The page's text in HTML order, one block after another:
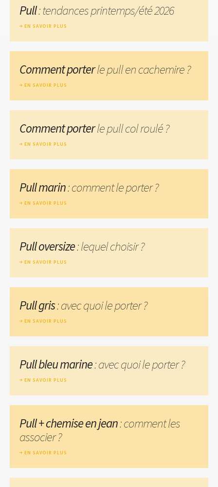
Pull: tendances printemps/été 2026
EN SAVOIR PLUS
Comment porterle pull en cachemire ?
EN SAVOIR PLUS
Comment porterle pull col roulé ?
EN SAVOIR PLUS
Pull marin: comment le porter ?
EN SAVOIR PLUS
Pull oversize: lequel choisir ?
EN SAVOIR PLUS
Pull gris: avec quoi le porter ?
EN SAVOIR PLUS
Pull bleu marine: avec quoi le porter ?
EN SAVOIR PLUS
Pull + chemise en jean: comment les
associer ?
EN SAVOIR PLUS